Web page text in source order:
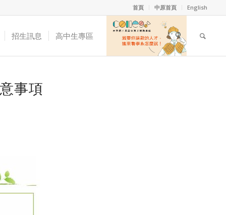
首頁 中原首頁 English
招生訊息 高中生專區
事項